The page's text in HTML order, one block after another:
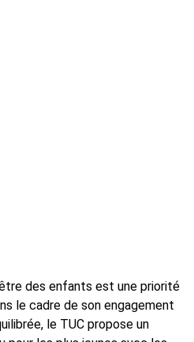
des enfants est une priorité
le cadre de son engagement
le TUC propose un